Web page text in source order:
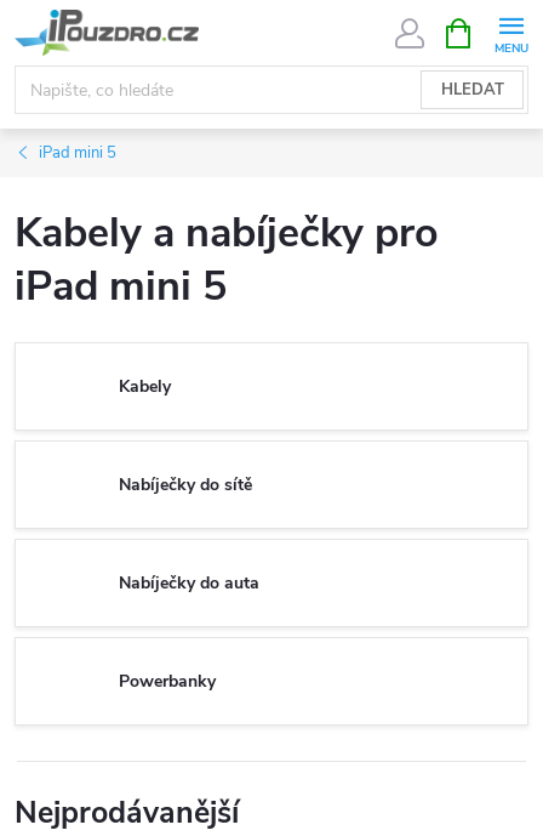
na
obsah
HLEDAT
NÁKUPNÍ
KOŠÍK
iPad mini 5
Kabely a nabíječky pro
iPad mini 5
Kabely
Nabíječky do sítě
Nabíječky do auta
Powerbanky
Nejprodávanější